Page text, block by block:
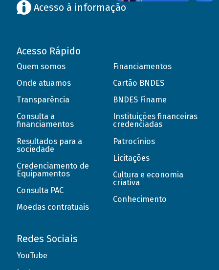
Acesso à informação
Acesso Rápido
Quem somos
Onde atuamos
Transparência
Consulta a
financiamentos
Resultados para a
sociedade
Credenciamento de
Equipamentos
Consulta PAC
Moedas contratuais
Financiamentos
Cartão BNDES
BNDES Finame
Instituições financeiras
credenciadas
Patrocínios
Licitações
Cultura e economia
criativa
Conhecimento
Redes Sociais
YouTube